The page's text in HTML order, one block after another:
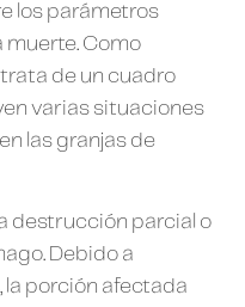
los parámetros
muerte. Como
de un cuadro
varias situaciones
las granjas de
destrucción parcial o
Debido a
porción afectada